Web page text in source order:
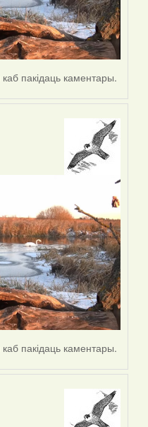
каб пакідаць каментары.
каб пакідаць каментары.